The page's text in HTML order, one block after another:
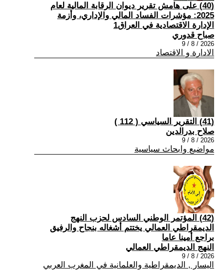
(40) على هامش تقرير ديوان الرقابة المالية لعام
2025: مؤشرات الفساد المالي والإداري، وأزمة
الإدارة الاقتصادية في العراق1
صباح قدوري
2026 / 8 / 9
الادارة و الاقتصاد
(41) التقرير السياسي ( 112 )
صلاح بدرالدين
2026 / 8 / 9
مواضيع وابحاث سياسية
(42) المؤتمر الوطني السادس لحزب النهج
الديمقراطي العمالي يختتم أشغاله بنجاح والرفيق
براجع أمينا عاما
النهج الديمقراطي العمالي
2026 / 8 / 9
اليسار , الديمقراطية والعلمانية في المغرب العربي